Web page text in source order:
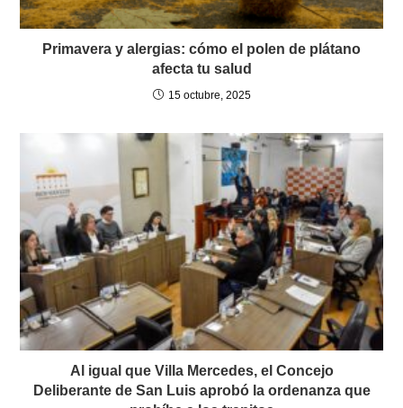
Primavera y alergias: cómo el polen de plátano
afecta tu salud
15 octubre, 2025
Al igual que Villa Mercedes, el Concejo
Deliberante de San Luis aprobó la ordenanza que